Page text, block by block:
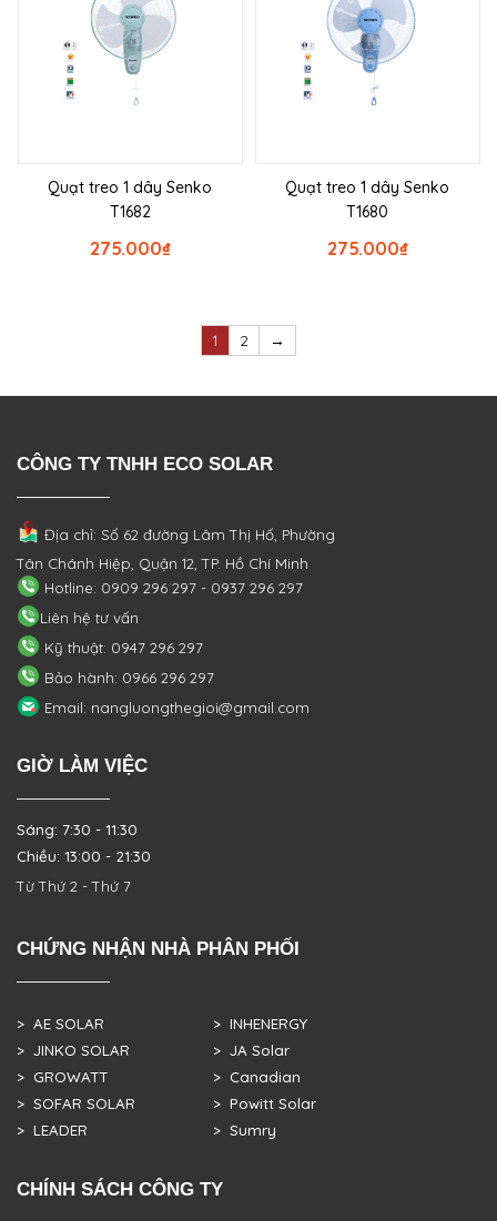
Quạt treo 1 dây Senko
T1682
₫
275.000
Quạt treo 1 dây Senko
T1680
₫
275.000
1 2 →
CÔNG TY TNHH ECO SOLAR
Địa chỉ: Số 62 đường Lâm Thị Hố, Phường
Tân Chánh Hiệp, Quận 12, TP. Hồ Chí Minh
Hotline: 0909 296 297 - 0937 296 297
Liên hệ tư vấn
Kỹ thuật: 0947 296 297
Bảo hành: 0966 296 297
Email: nangluongthegioi@gmail.com
GIỜ LÀM VIỆC
Sáng: 7:30 - 11:30
Chiều: 13:00 - 21:30
Từ Thứ 2 - Thứ 7
CHỨNG NHẬN NHÀ PHÂN PHỐI
> AE SOLAR
> JINKO SOLAR
> GROWATT
> SOFAR SOLAR
> LEADER
> INHENERGY
> JA Solar
> Canadian
> Powitt Solar
> Sumry
CHÍNH SÁCH CÔNG TY